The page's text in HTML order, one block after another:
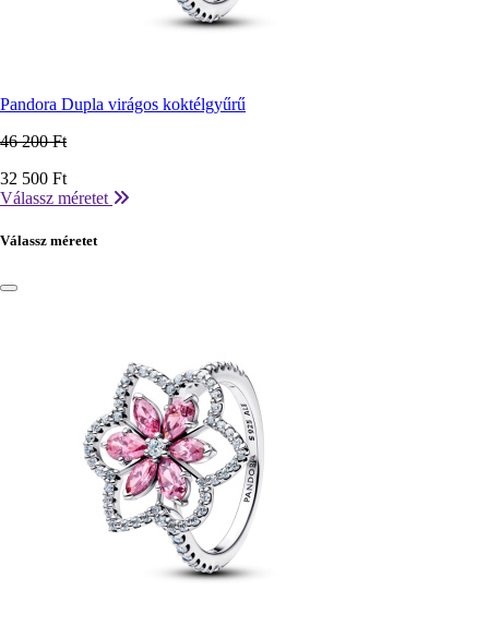
Pandora Dupla virágos koktélgyűrű
46 200 Ft
Ár
32 500 Ft
Válassz méretet
Válassz méretet